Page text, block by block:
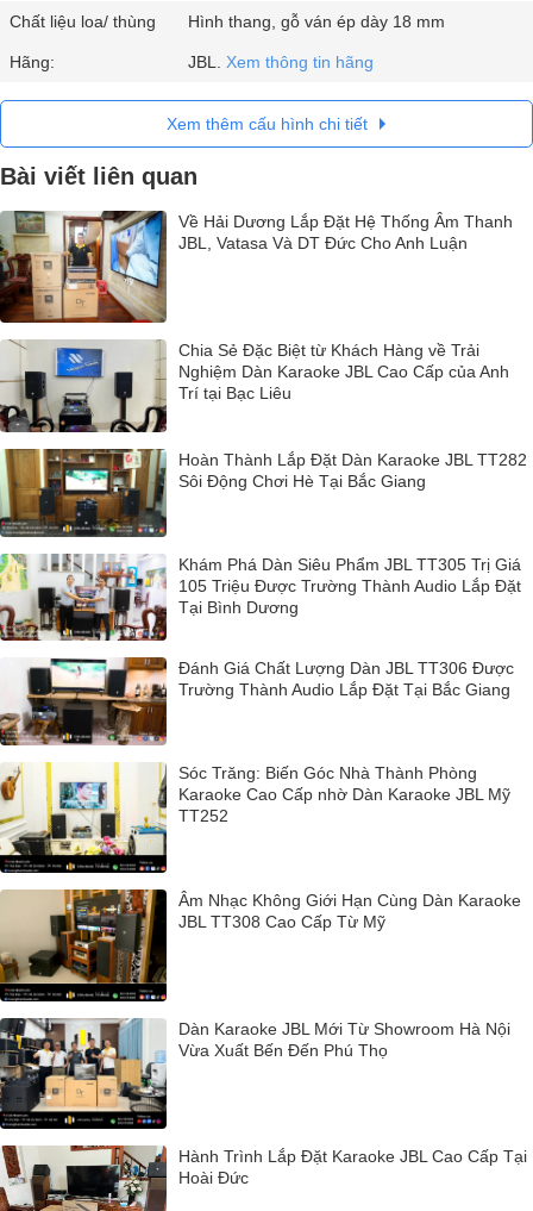
Chất liệu loa/ thùng Hình thang, gỗ ván ép dày 18 mm
Hãng: JBL. Xem thông tin hãng
Xem thêm cấu hình chi tiết
Bài viết liên quan
Về Hải Dương Lắp Đặt Hệ Thống Âm Thanh
JBL, Vatasa Và DT Đức Cho Anh Luận
Chia Sẻ Đặc Biệt từ Khách Hàng về Trải
Nghiệm Dàn Karaoke JBL Cao Cấp của Anh
Trí tại Bạc Liêu
Hoàn Thành Lắp Đặt Dàn Karaoke JBL TT282
Sôi Động Chơi Hè Tại Bắc Giang
Khám Phá Dàn Siêu Phẩm JBL TT305 Trị Giá
105 Triệu Được Trường Thành Audio Lắp Đặt
Tại Bình Dương
Đánh Giá Chất Lượng Dàn JBL TT306 Được
Trường Thành Audio Lắp Đặt Tại Bắc Giang
Sóc Trăng: Biến Góc Nhà Thành Phòng
Karaoke Cao Cấp nhờ Dàn Karaoke JBL Mỹ
TT252
Âm Nhạc Không Giới Hạn Cùng Dàn Karaoke
JBL TT308 Cao Cấp Từ Mỹ
Dàn Karaoke JBL Mới Từ Showroom Hà Nội
Vừa Xuất Bến Đến Phú Thọ
Hành Trình Lắp Đặt Karaoke JBL Cao Cấp Tại
Hoài Đức